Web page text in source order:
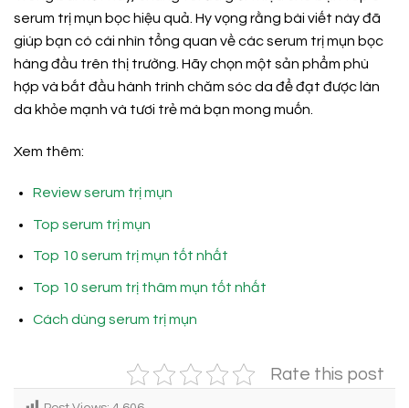
serum trị mụn bọc hiệu quả. Hy vọng rằng bài viết này đã
giúp bạn có cái nhìn tổng quan về các serum trị mụn bọc
hàng đầu trên thị trường. Hãy chọn một sản phẩm phù
hợp và bắt đầu hành trình chăm sóc da để đạt được làn
da khỏe mạnh và tươi trẻ mà bạn mong muốn.
Xem thêm:
Review serum trị mụn
Top serum trị mụn
Top 10 serum trị mụn tốt nhất
Top 10 serum trị thâm mụn tốt nhất
Cách dùng serum trị mụn
Rate this post